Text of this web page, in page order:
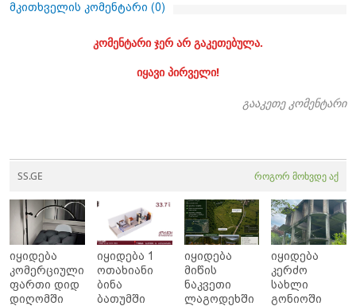
მკითხველის კომენტარი (0)
კომენტარი ჯერ არ გაკეთებულა.
იყავი პირველი!
გააკეთე კომენტარი
SS.GE როგორ მოხვდე აქ
იყიდება
კომერციული
ფართი დიდ
დიღომში
იყიდება 1
ოთახიანი
ბინა
ბათუმში
იყიდება
მიწის
ნაკვეთი
ლაგოდეხში
იყიდება
კერძო
სახლი
გონიოში